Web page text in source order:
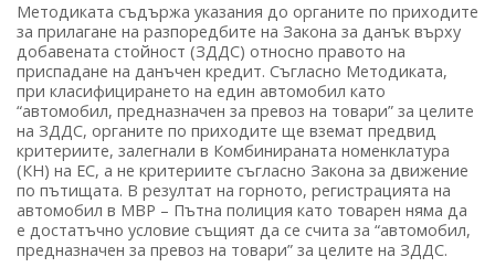
Методиката съдържа указания до органите по приходите
за прилагане на разпоредбите на Закона за данък върху
добавената стойност (ЗДДС) относно правото на
приспадане на данъчен кредит. Съгласно Методиката,
при класифицирането на един автомобил като
“автомобил, предназначен за превоз на товари” за целите
на ЗДДС, органите по приходите ще вземат предвид
критериите, залегнали в Комбинираната номенклатура
(КН) на ЕС, а не критериите съгласно Закона за движение
по пътищата. В резултат на горното, регистрацията на
автомобил в МВР – Пътна полиция като товарен няма да
е достатъчно условие същият да се счита за “автомобил,
предназначен за превоз на товари” за целите на ЗДДС.